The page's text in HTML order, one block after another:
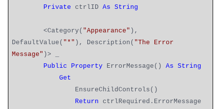
Private ctrlIDAs String
<Category( "Appearance" ),
DefaultValue( "*" ), Description( "The Error
Message" )> _
Public
Property ErrorMessage()As
String
Get
EnsureChildControls()
Return ctrlRequired.ErrorMessage